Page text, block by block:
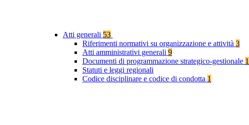
Atti generali 53
Riferimenti normativi su organizzazione e attività 3
Atti amministrativi generali 9
Documenti di programmazione strategico-gestionale 1
Statuti e leggi regionali
Codice disciplinare e codice di condotta 1